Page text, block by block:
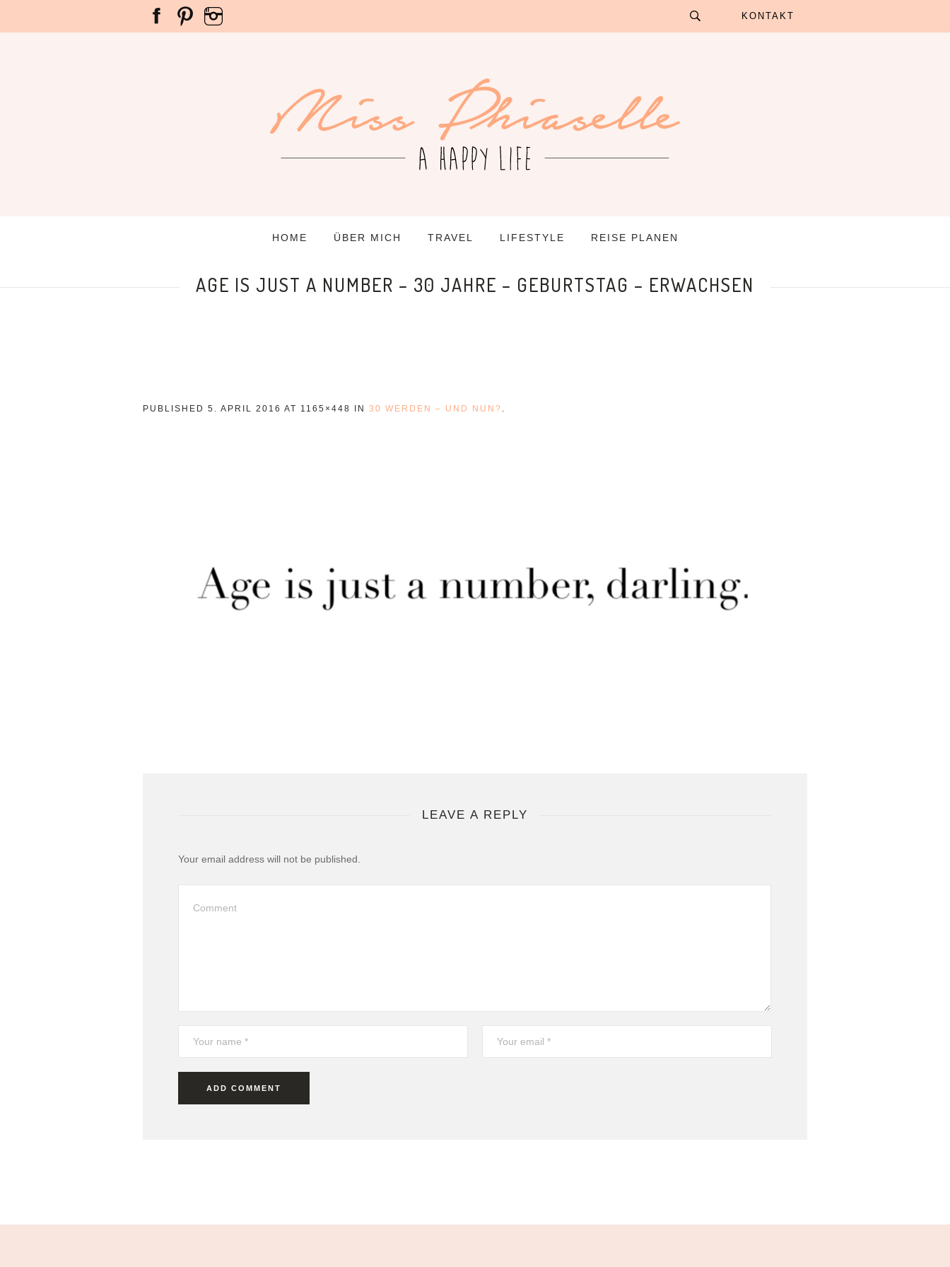
KONTAKT
HOME ÜBER MICH TRAVEL LIFESTYLE REISE PLANEN
AGE IS JUST A NUMBER – 30 JAHRE – GEBURTSTAG – ERWACHSEN
PUBLISHED 5. APRIL 2016 AT 1165×448 IN 30 WERDEN – UND NUN? .
LEAVE A REPLY
Your email address will not be published.